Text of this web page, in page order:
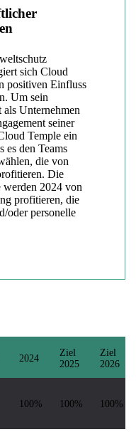
sich Cloud
positiven Einfluss
Um sein
als Unternehmen
seiner
Temple ein
es den Teams
die von
Die
werden 2024 von
profitieren, die
oder personelle
2024
Ziel
2025
Ziel
2026
100% 100% 100%